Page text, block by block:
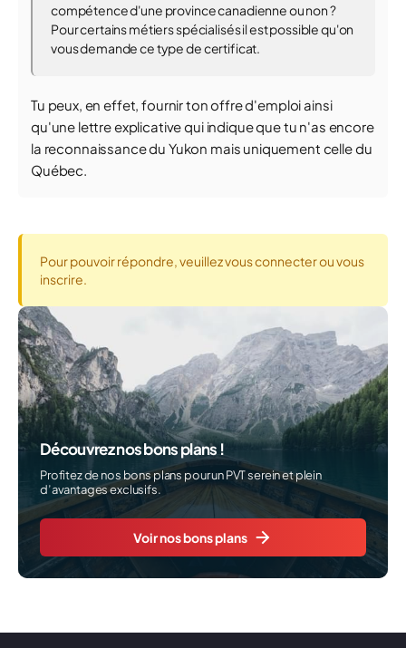
compétence d'une province canadienne ou non ?
Pour certains métiers spécialisés il est possible qu'on
vous demande ce type de certificat.
Tu peux, en effet, fournir ton offre d'emploi ainsi
qu'une lettre explicative qui indique que tu n'as encore
la reconnaissance du Yukon mais uniquement celle du
Québec.
Pour pouvoir répondre, veuillez vous connecter ou vous
inscrire.
Découvrez nos bons plans !
Profitez de nos bons plans pour un PVT serein et plein
d’avantages exclusifs.
Voir nos bons plans